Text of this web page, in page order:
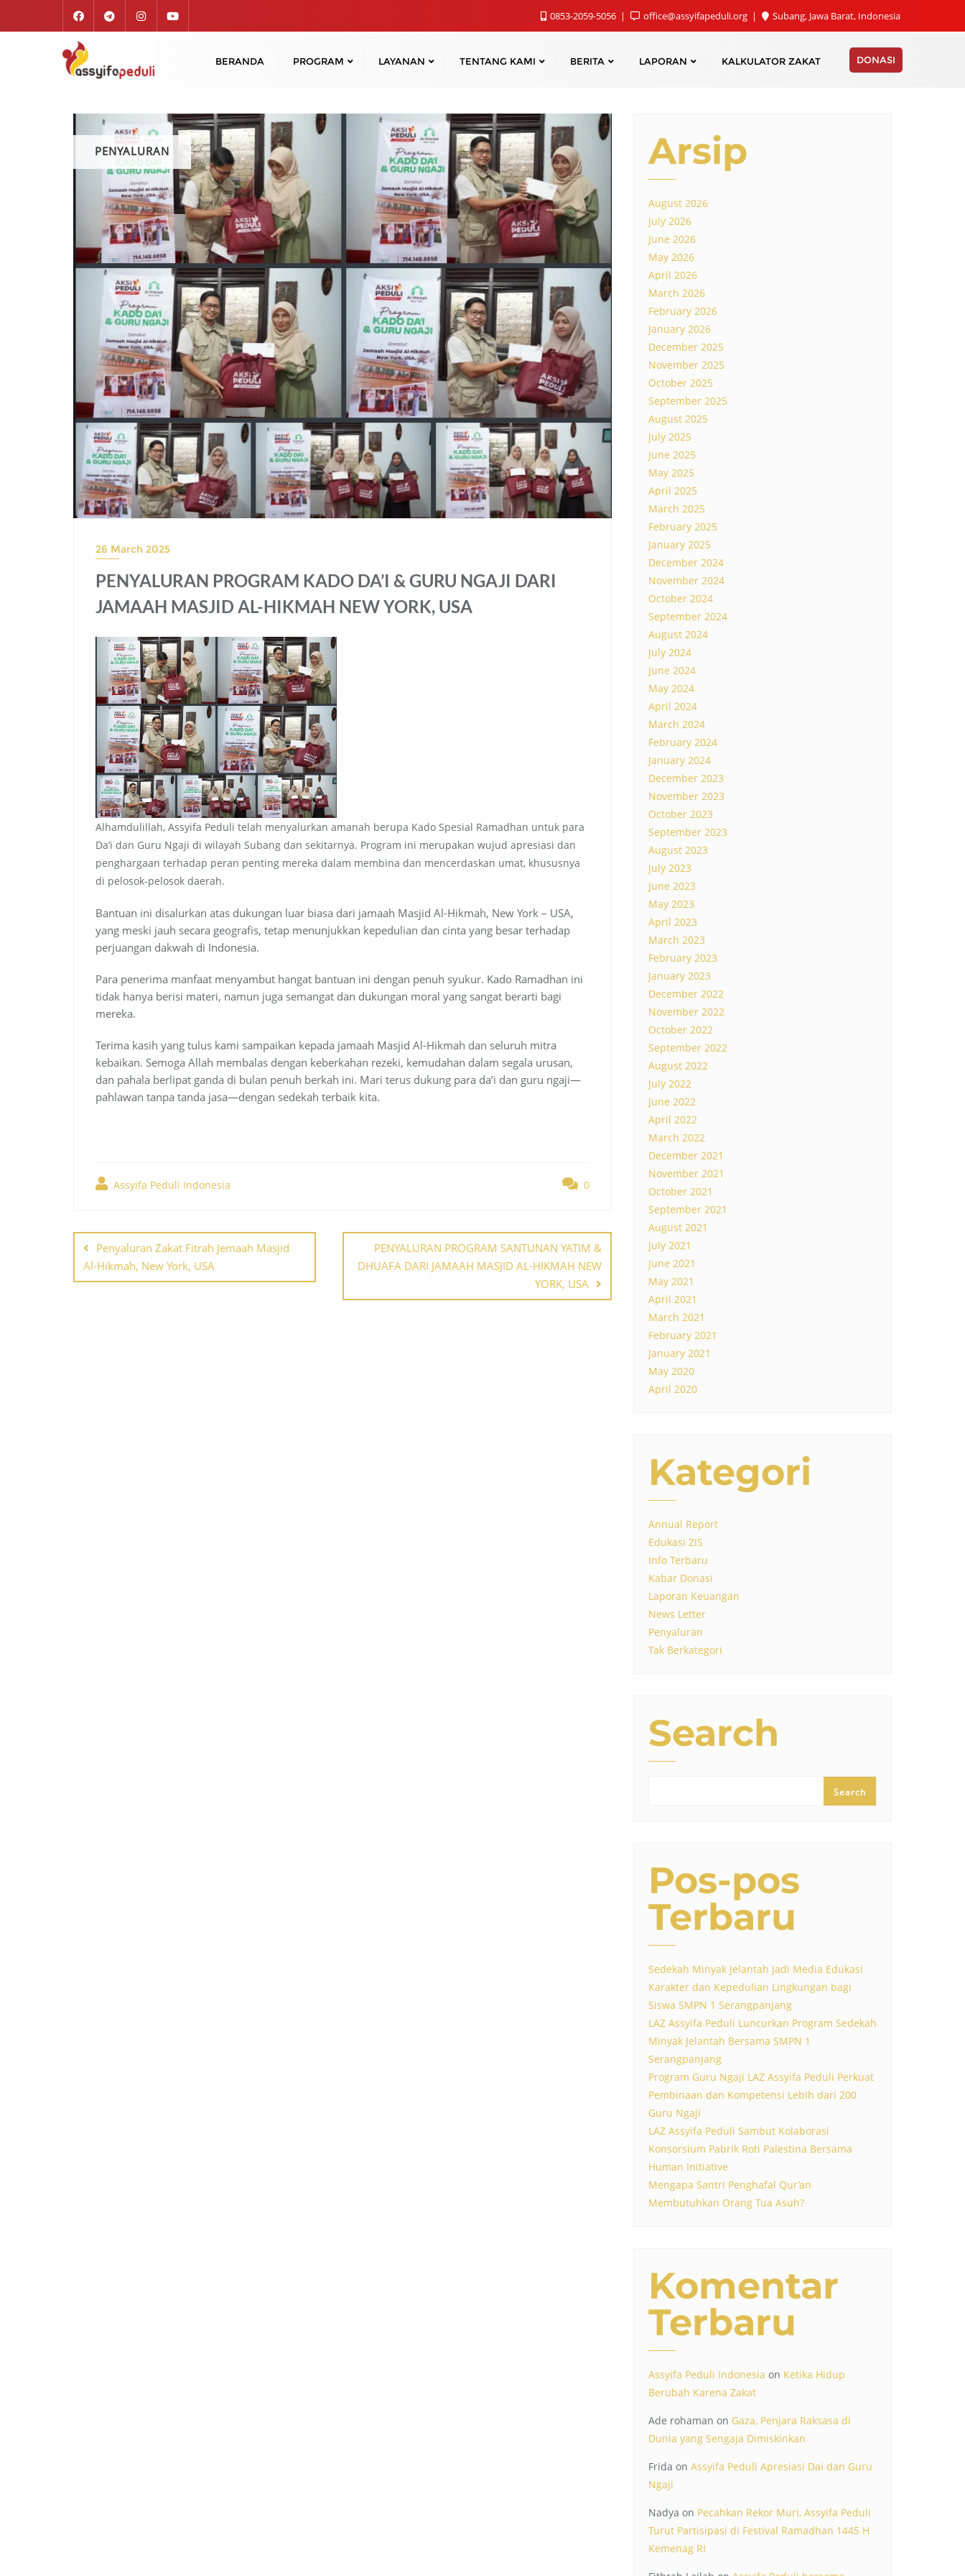
0853-2059-5056 office@assyifapeduli.org Subang, Jawa Barat, Indonesia
BERANDA PROGRAM LAYANAN TENTANG KAMI BERITA LAPORAN KALKULATOR ZAKAT DONASI
PENYALURAN
26 March 2025
PENYALURAN PROGRAM KADO DA’I & GURU NGAJI DARI
JAMAAH MASJID AL-HIKMAH NEW YORK, USA
Alhamdulillah, Assyifa Peduli telah menyalurkan amanah berupa Kado Spesial Ramadhan untuk para
Da’i dan Guru Ngaji di wilayah Subang dan sekitarnya. Program ini merupakan wujud apresiasi dan
penghargaan terhadap peran penting mereka dalam membina dan mencerdaskan umat, khususnya
di pelosok-pelosok daerah.
Bantuan ini disalurkan atas dukungan luar biasa dari jamaah Masjid Al-Hikmah, New York – USA,
yang meski jauh secara geografis, tetap menunjukkan kepedulian dan cinta yang besar terhadap
perjuangan dakwah di Indonesia.
Para penerima manfaat menyambut hangat bantuan ini dengan penuh syukur. Kado Ramadhan ini
tidak hanya berisi materi, namun juga semangat dan dukungan moral yang sangat berarti bagi
mereka.
Terima kasih yang tulus kami sampaikan kepada jamaah Masjid Al-Hikmah dan seluruh mitra
kebaikan. Semoga Allah membalas dengan keberkahan rezeki, kemudahan dalam segala urusan,
dan pahala berlipat ganda di bulan penuh berkah ini. Mari terus dukung para da’i dan guru ngaji—
pahlawan tanpa tanda jasa—dengan sedekah terbaik kita.
Assyifa Peduli Indonesia 0
Post
navigation
Penyaluran Zakat Fitrah Jemaah Masjid
Al-Hikmah, New York, USA
PENYALURAN PROGRAM SANTUNAN YATIM &
DHUAFA DARI JAMAAH MASJID AL-HIKMAH NEW
YORK, USA
Arsip
August 2026
July 2026
June 2026
May 2026
April 2026
March 2026
February 2026
January 2026
December 2025
November 2025
October 2025
September 2025
August 2025
July 2025
June 2025
May 2025
April 2025
March 2025
February 2025
January 2025
December 2024
November 2024
October 2024
September 2024
August 2024
July 2024
June 2024
May 2024
April 2024
March 2024
February 2024
January 2024
December 2023
November 2023
October 2023
September 2023
August 2023
July 2023
June 2023
May 2023
April 2023
March 2023
February 2023
January 2023
December 2022
November 2022
October 2022
September 2022
August 2022
July 2022
June 2022
April 2022
March 2022
December 2021
November 2021
October 2021
September 2021
August 2021
July 2021
June 2021
May 2021
April 2021
March 2021
February 2021
January 2021
May 2020
April 2020
Kategori
Annual Report
Edukasi ZIS
Info Terbaru
Kabar Donasi
Laporan Keuangan
News Letter
Penyaluran
Tak Berkategori
Search
Search
Pos-pos
Terbaru
Sedekah Minyak Jelantah Jadi Media Edukasi
Karakter dan Kepedulian Lingkungan bagi
Siswa SMPN 1 Serangpanjang
LAZ Assyifa Peduli Luncurkan Program Sedekah
Minyak Jelantah Bersama SMPN 1
Serangpanjang
Program Guru Ngaji LAZ Assyifa Peduli Perkuat
Pembinaan dan Kompetensi Lebih dari 200
Guru Ngaji
LAZ Assyifa Peduli Sambut Kolaborasi
Konsorsium Pabrik Roti Palestina Bersama
Human Initiative
Mengapa Santri Penghafal Qur’an
Membutuhkan Orang Tua Asuh?
Komentar
Terbaru
Assyifa Peduli Indonesia on Ketika Hidup
Berubah Karena Zakat
Ade rohaman on Gaza, Penjara Raksasa di
Dunia yang Sengaja Dimiskinkan
Frida on Assyifa Peduli Apresiasi Dai dan Guru
Ngaji
Nadya on Pecahkan Rekor Muri, Assyifa Peduli
Turut Partisipasi di Festival Ramadhan 1445 H
Kemenag RI